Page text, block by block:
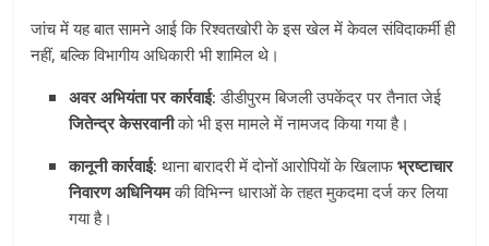
जांच में यह बात सामने आई कि रिश्वतखोरी के इस खेल में केवल संविदाकर्मी ही
नहीं, बल्कि विभागीय अधिकारी भी शामिल थे।
अवर अभियंता पर कार्रवाई: डीडीपुरम बिजली उपकेंद्र पर तैनात जेई
जितेन्द्र केसरवानीको भी इस मामले में नामजद किया गया है।
कानूनी कार्रवाई: थाना बारादरी में दोनों आरोपियों के खिलाफभ्रष्टाचार
निवारण अधिनियमकी विभिन्न धाराओं के तहत मुकदमा दर्ज कर लिया
गया है।